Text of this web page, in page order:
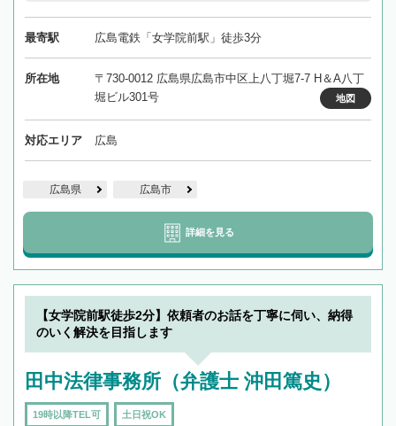
最寄駅 広島電鉄「女学院前駅」徒歩3分
所在地
〒730-0012 広島県広島市中区上八丁堀7-7 H＆A八丁
堀ビル301号
地図
対応エリア 広島
広島県 広島市
詳細を見る
【女学院前駅徒歩2分】依頼者のお話を丁寧に伺い、納得
のいく解決を目指します
田中法律事務所（弁護士 沖田篤史）
19時以降TEL可 土日祝OK